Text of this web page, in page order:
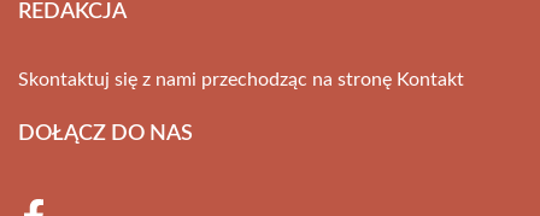
REDAKCJA
Skontaktuj się z nami przechodząc na stronę Kontakt
DOŁĄCZ DO NAS